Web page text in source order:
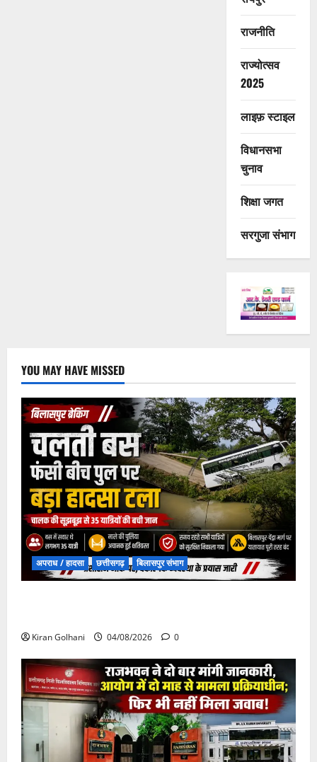
राजनीति
राज्योत्सव
2025
लाइफ़ स्टाइल
विधानसभा
चुनाव
शिक्षा जगत
सरगुजा संभाग
YOU MAY HAVE MISSED
अपराध / हादसा छत्तीसगढ़ बिलासपुर संभाग
Kiran Golhani 04/08/2026 0